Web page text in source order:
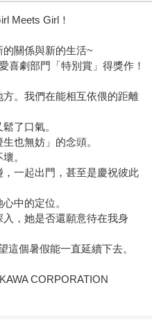
Meets Girl！
關係與新的生活~
喜劇部門「特別賞」得獎作！
。我們在能相互依偎的距離
了口氣。
也無妨」的念頭。
。
一起出門，甚至是慶祝彼此
中的定位。
，她是否還願意待在我身
個暑假能一直延續下去。
CORPORATION